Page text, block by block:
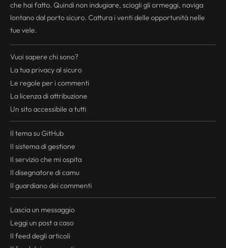
che hai fatto. Quindi non indugiare, sciogli gli ormeggi, naviga
lontano dal porto sicuro. Cattura i venti delle opportunità nelle
tue vele.
Vuoi sapere chi sono?
La tua privacyal sicuro
Le regole per i commenti
La licenza di attribuzione
Un sito accessibile a tutti
Il tema su GitHub
Il sistema di gestione
Il servizio che mi ospita
Il disegnatore di camu
Il guardiano dei commenti
Lascia un messaggio
Leggi un post a caso
Il feeddegli articoli